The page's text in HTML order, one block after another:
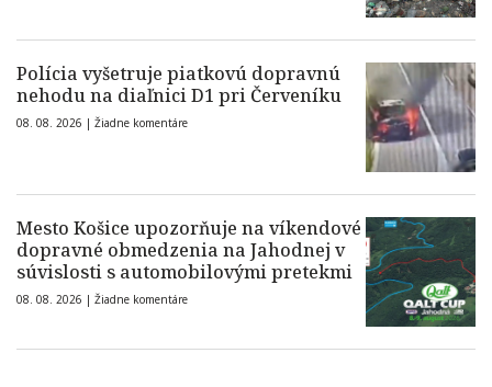
Polícia vyšetruje piatkovú dopravnú
nehodu na diaľnici D1 pri Červeníku
08. 08. 2026 | Žiadne komentáre
Mesto Košice upozorňuje na víkendové
dopravné obmedzenia na Jahodnej v
súvislosti s automobilovými pretekmi
08. 08. 2026 | Žiadne komentáre